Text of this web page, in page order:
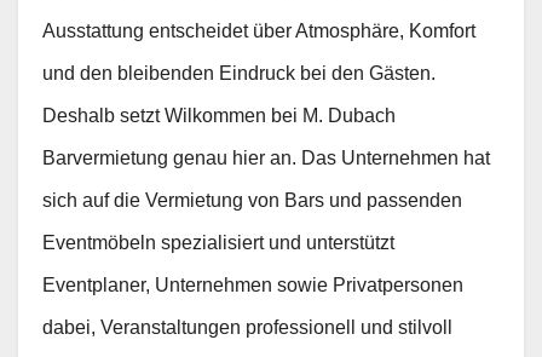
Ausstattung entscheidet über Atmosphäre, Komfort
und den bleibenden Eindruck bei den Gästen.
Deshalb setzt Wilkommen bei M. Dubach
Barvermietung genau hier an. Das Unternehmen hat
sich auf die Vermietung von Bars und passenden
Eventmöbeln spezialisiert und unterstützt
Eventplaner, Unternehmen sowie Privatpersonen
dabei, Veranstaltungen professionell und stilvoll